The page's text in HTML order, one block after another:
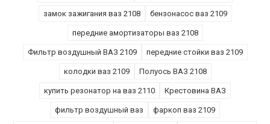
замок зажигания ваз 2108 бензонасос ваз 2109
передние амортизаторы ваз 2108
Фильтр воздушный ВАЗ 2109 передние стойки ваз 2109
колодки ваз 2109 Полуось ВАЗ 2108
купить резонатор на ваз 2110 Крестовина ВАЗ
фильтр воздушный ваз фаркоп ваз 2109